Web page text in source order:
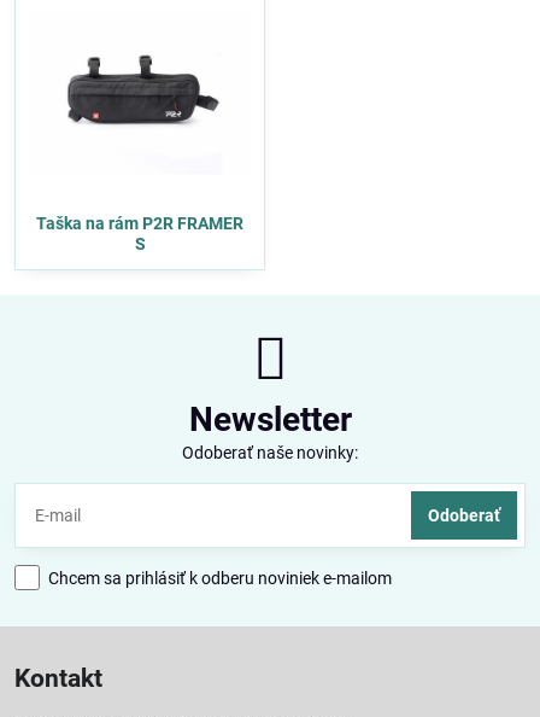
Taška na rám P2R FRAMER
S
Newsletter
Odoberať naše novinky:
Odoberať
Chcem sa prihlásiť k odberu noviniek e-mailom
Kontakt